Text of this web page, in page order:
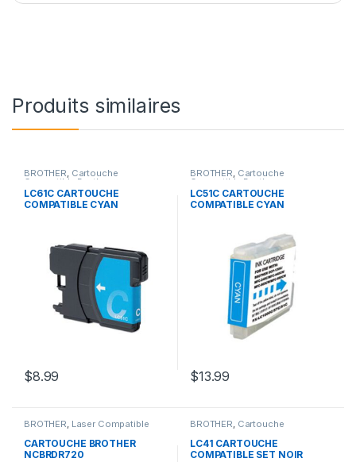
Produits similaires
BROTHER, Cartouche
Compatible Brother
LC61C CARTOUCHE
COMPATIBLE CYAN
$8.99
BROTHER, Cartouche
Compatible Brother
LC51C CARTOUCHE
COMPATIBLE CYAN
$13.99
BROTHER, Laser Compatible
CARTOUCHE BROTHER
NCBRDR720
BROTHER, Cartouche
Compatible Brother
LC41 CARTOUCHE
COMPATIBLE SET NOIR